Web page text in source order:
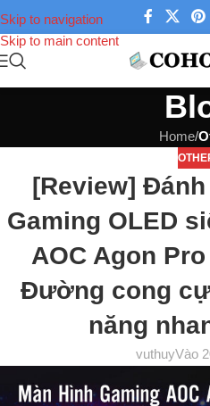
Skip to navigation
Skip to main content
Home/
[Review]
Gaming OLED
AOC Agon
Đường cong
năng
vuthuyVào